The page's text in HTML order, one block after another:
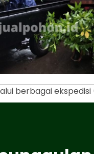
berbagai